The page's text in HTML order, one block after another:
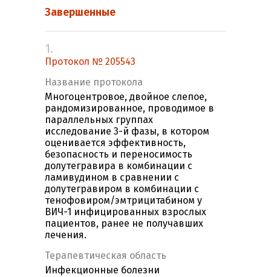
Завершенные
1.
Протокол № 205543
Название протокола
Многоцентровое, двойное слепое,
рандомизированное, проводимое в
параллельных группах
исследование 3-й фазы, в котором
оценивается эффективность,
безопасность и переносимость
долутегравира в комбинации с
ламивудином в сравнении с
долутегравиром в комбинации с
тенофовиром/эмтрицитабином у
ВИЧ-1 инфицированных взрослых
пациентов, ранее не получавших
лечения.
Терапевтическая область
Инфекционные болезни